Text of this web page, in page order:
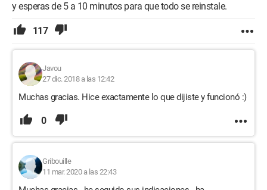
y esperas de 5 a 10 minutos para que todo se reinstale.
117
Javou
27 dic. 2018 a las 12:42
Muchas gracias. Hice exactamente lo que dijiste y funcionó :)
0
Gribouille
11 mar. 2020 a las 22:43